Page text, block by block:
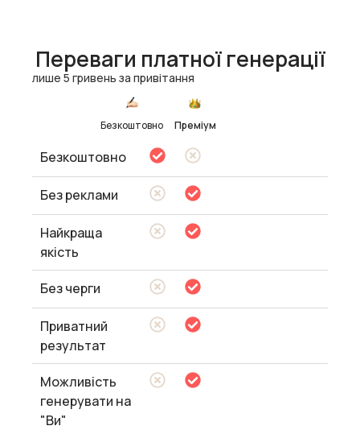
Переваги платної генерації
лише 5 гривень за привітання
Безкоштовно Преміум
Безкоштовно
Без реклами
Найкраща
якість
Без черги
Приватний
результат
Можливість
генерувати на
"Ви"